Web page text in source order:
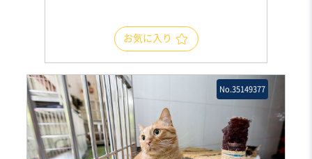
お気に入り
No.35149377